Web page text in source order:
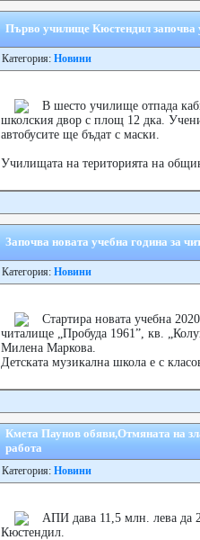
Първо училище Кюстендил започва
Категория: Новини
В шесто училище отпада
школския двор с площ 12 дка.
автобусите ще бъдат с маски.
Училищата на територията на
Започва новата учебна година за
Категория: Новини
Стартира новата учебна
читалище „Пробуда 1961”, кв.
Милена Маркова.
Детската музикална школа е с
Кмета Паунов обяви,Отмяната на
работа
Категория: Новини
АПИ дава 11,5 млн. лева да
Кюстендил.